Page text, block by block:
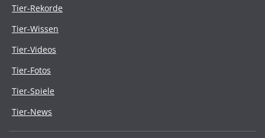
Tier-Rekorde
Tier-Wissen
Tier-Videos
Tier-Fotos
Tier-Spiele
Tier-News